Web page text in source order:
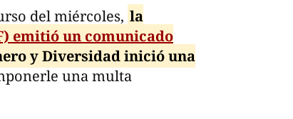
del miércoles, la
emitió un comunicado
y Diversidad inició una
una multa